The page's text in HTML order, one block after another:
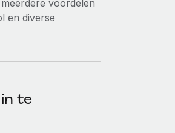
voordelen
en diverse
te